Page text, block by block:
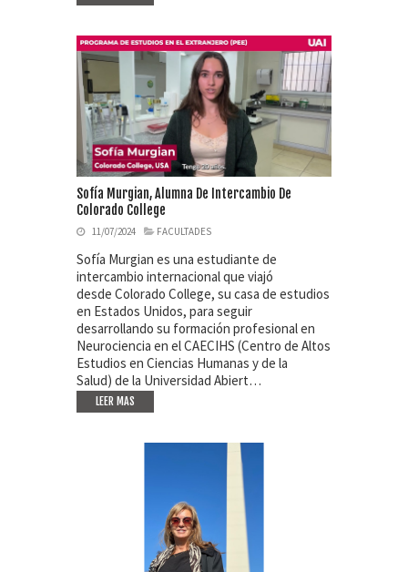
Sofía Murgian, Alumna De Intercambio De
Colorado College
11/07/2024 FACULTADES
Sofía Murgian es una estudiante de
intercambio internacional que viajó
desde Colorado College, su casa de estudios
en Estados Unidos, para seguir
desarrollando su formación profesional en
Neurociencia en el CAECIHS (Centro de Altos
Estudios en Ciencias Humanas y de la
Salud) de la Universidad Abiert…
LEER MAS